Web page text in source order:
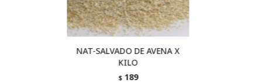
NAT-SALVADO DE AVENA X
KILO
$ 189